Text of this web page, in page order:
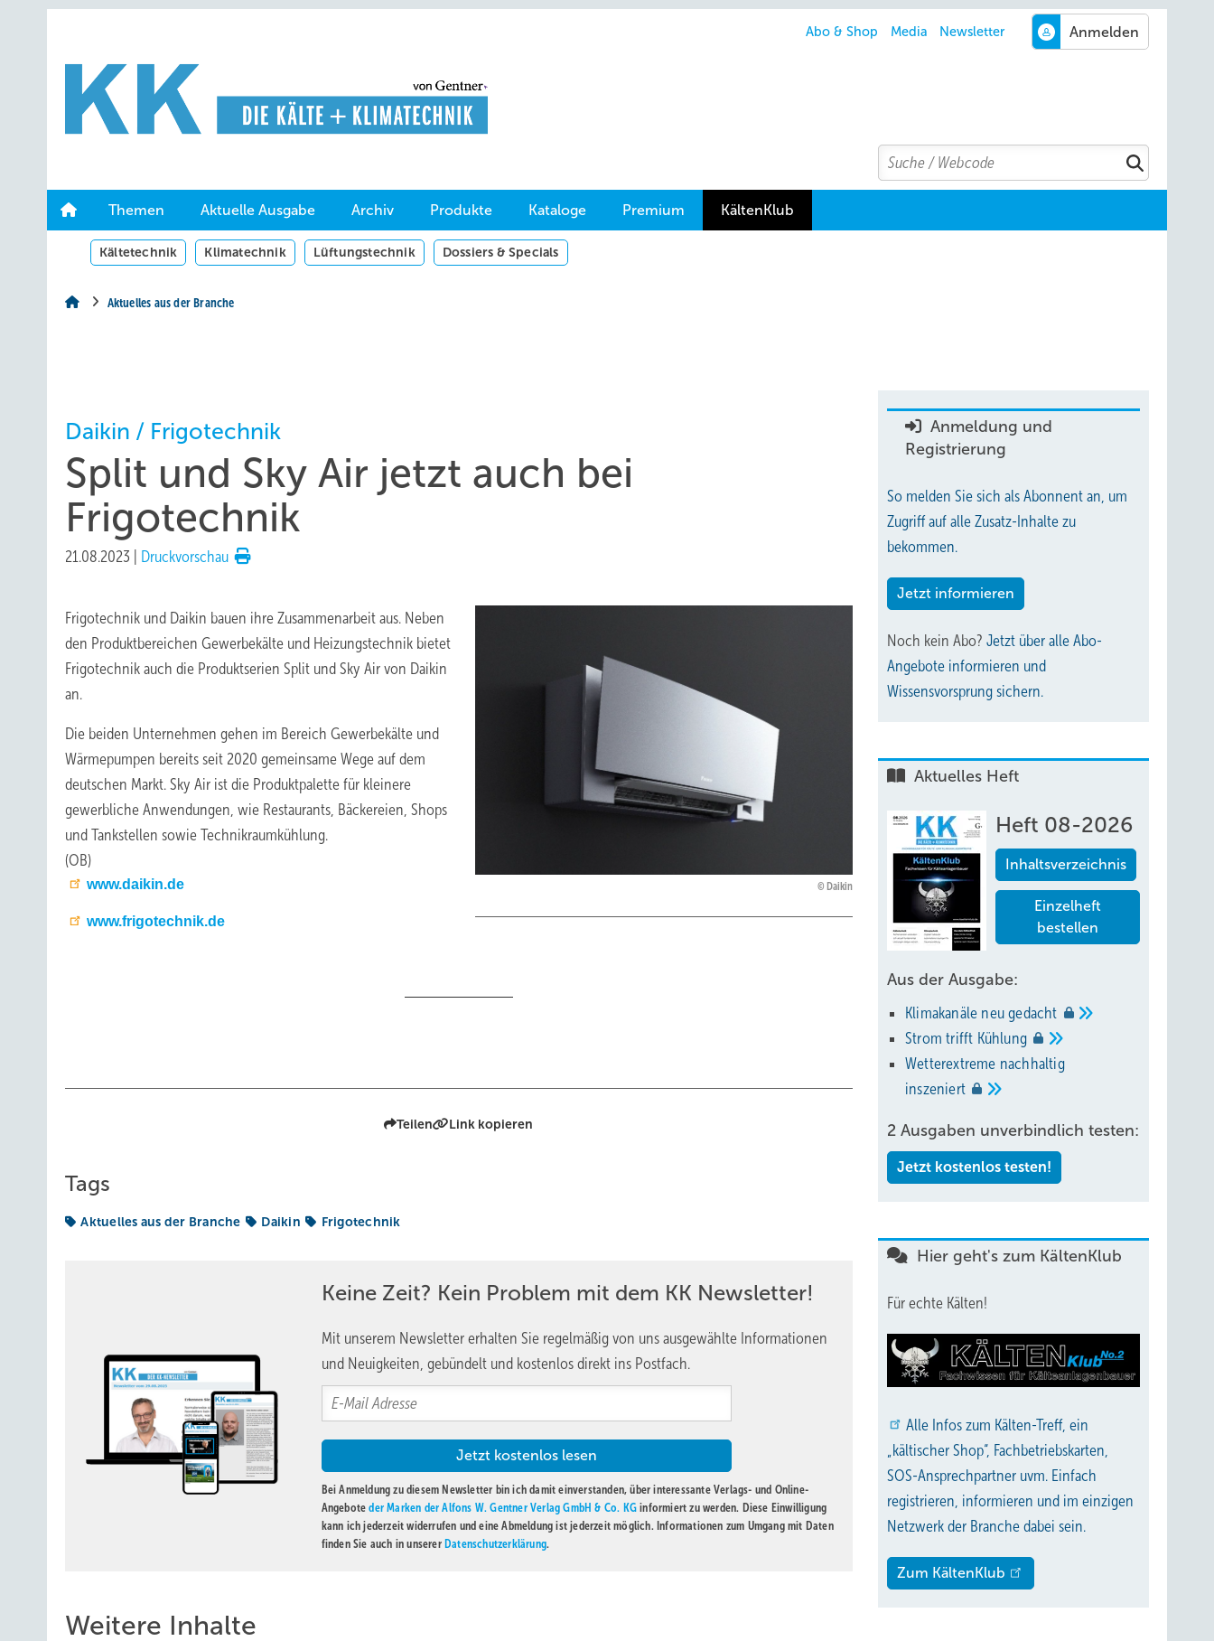
Hauptinhalt
Hauptmenü
Abo & Shop Media Newsletter
Search
Suchen
Themen Aktuelle Ausgabe Archiv Produkte Kataloge Premium KältenKlub
Kältetechnik Klimatechnik Lüftungstechnik Dossiers & Specials
Aktuelles aus der Branche
Daikin / Frigotechnik
Split und Sky Air jetzt auch bei
Frigotechnik
21.08.2023 Druckvorschau
Daikin
Frigotechnik und Daikin bauen ihre Zusammenarbeit aus. Neben
den Produktbereichen Gewerbekälte und Heizungstechnik bietet
Frigotechnik auch die Produktserien Split und Sky Air von Daikin
an.
Die beiden Unternehmen gehen im Bereich Gewerbekälte und
Wärmepumpen bereits seit 2020 gemeinsame Wege auf dem
deutschen Markt. Sky Air ist die Produktpalette für kleinere
gewerbliche Anwendungen, wie Restaurants, Bäckereien, Shops
und Tankstellen sowie Technikraumkühlung.
(OB)
www.daikin.de
www.frigotechnik.de
Teilen Link kopieren
Tags
Aktuelles aus der Branche Daikin Frigotechnik
Keine Zeit? Kein Problem mit dem KK Newsletter!
Mit unserem Newsletter erhalten Sie regelmäßig von uns ausgewählte Informationen
und Neuigkeiten, gebündelt und kostenlos direkt ins Postfach.
Bei Anmeldung zu diesem Newsletter bin ich damit einverstanden, über interessante Verlags- und Online-
Angeboteder Marken der Alfons W. Gentner Verlag GmbH & Co. KG informiert zu werden. Diese Einwilligung
kann ich jederzeit widerrufen und eine Abmeldung ist jederzeit möglich. Informationen zum Umgang mit Daten
finden Sie auch in unserer Datenschutzerklärung.
Weitere Inhalte
Anmeldung und
Registrierung
So melden Sie sich als Abonnent an, um
Zugriff auf alle Zusatz-Inhalte zu
bekommen.
Jetzt informieren
Noch kein Abo? Jetzt über alle Abo-
Angebote informieren und
Wissensvorsprung sichern.
Aktuelles Heft
Heft 08-2026
Inhaltsverzeichnis
Einzelheft
bestellen
Aus der Ausgabe:
Klimakanäle neugedacht
Strom trifft Kühlung
Wetterextreme nachhaltig
inszeniert
2 Ausgaben unverbindlich testen:
Jetzt kostenlos testen!
Hier geht's zum KältenKlub
Für echte Kälten!
Alle Infos zum Kälten-Treff, ein
„kältischer Shop“, Fachbetriebskarten,
SOS-Ansprechpartner uvm. Einfach
registrieren, informieren und im einzigen
Netzwerk der Branche dabei sein.
Zum KältenKlub